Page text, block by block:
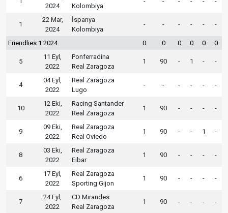
2024
Kolombiya
1
22 Mar,
2024
İspanya
Kolombiya
- - - - - -
Friendlies 1 2024 0 0 0 0 0 0
5
11 Eyl,
2022
Ponferradina
Real Zaragoza
1 90 - 1 - -
4
04 Eyl,
2022
Real Zaragoza
Lugo
- - - - - -
10
12 Eki,
2022
Racing Santander
Real Zaragoza
1 90 - - - -
9
09 Eki,
2022
Real Zaragoza
Real Oviedo
1 90 - - 1 -
8
03 Eki,
2022
Real Zaragoza
Eibar
1 90 - - - -
6
17 Eyl,
2022
Real Zaragoza
Sporting Gijon
1 90 - - - -
7
24 Eyl,
2022
CD Mirandes
Real Zaragoza
1 90 - - - -